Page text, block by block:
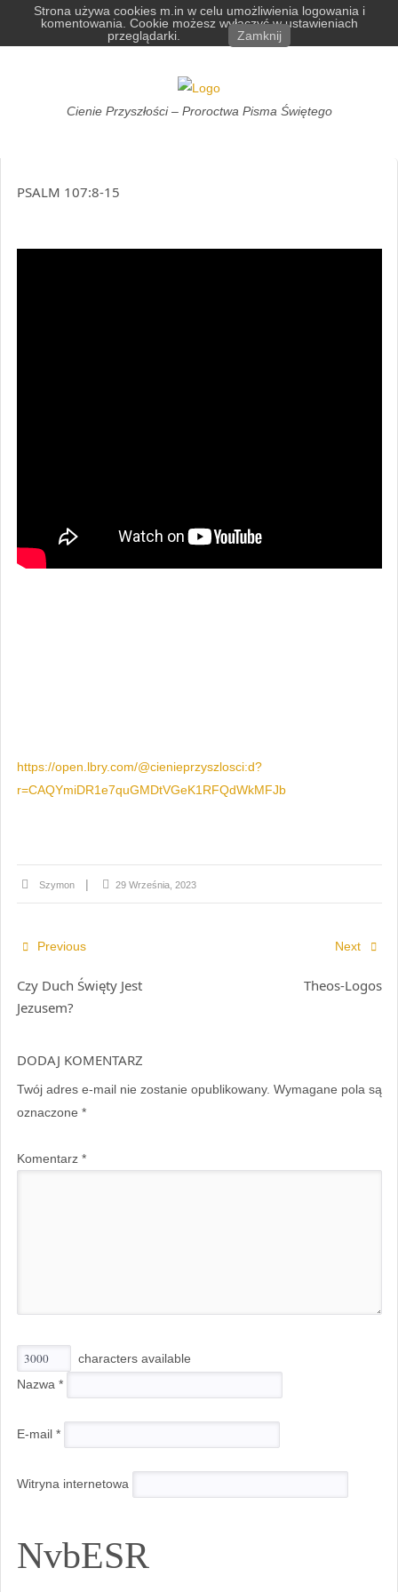
Cienie
Cienie Przyszłości – Proroctwa Pisma Świętego
PSALM 107:8-15
https://open.lbry.com/@cienieprzyszlosci:d?
r=CAQYmiDR1e7quGMDtVGeK1RFQdWkMFJb
Szymon 29 Września, 2023
Previous
Czy Duch Święty Jest
Jezusem?
Next
Theos-Logos
DODAJ KOMENTARZ
Twój adres e-mail nie zostanie opublikowany. Wymagane pola są
oznaczone *
Komentarz *
characters available
Nazwa *
E-mail *
Witryna internetowa
NvbESR
Strona używa cookies m.in w celu umożliwienia logowania i
komentowania. Cookie możesz wyłączyć w ustawieniach
przeglądarki.
Zamknij